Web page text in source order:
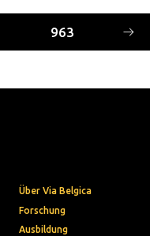
963
Über Via Belgica
Forschung
Ausbildung